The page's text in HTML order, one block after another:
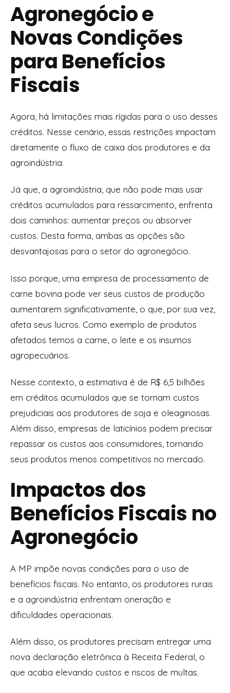
Agronegócio e
Novas Condições
para Benefícios
Fiscais
Agora, há limitações mais rígidas para o uso desses
créditos. Nesse cenário, essas restrições impactam
diretamente o fluxo de caixa dos produtores e da
agroindústria.
Já que, a agroindústria, que não pode mais usar
créditos acumulados para ressarcimento, enfrenta
dois caminhos: aumentar preços ou absorver
custos. Desta forma, ambas as opções são
desvantajosas para o setor do agronegócio.
Isso porque, uma empresa de processamento de
carne bovina pode ver seus custos de produção
aumentarem significativamente, o que, por sua vez,
afeta seus lucros. Como exemplo de produtos
afetados temos a carne, o leite e os insumos
agropecuários.
Nesse contexto, a estimativa é de R$ 6,5 bilhões
em créditos acumulados que se tornam custos
prejudiciais aos produtores de soja e oleaginosas.
Além disso, empresas de laticínios podem precisar
repassar os custos aos consumidores, tornando
seus produtos menos competitivos no mercado.
Impactos dos
Benefícios Fiscais no
Agronegócio
A MP impõe novas condições para o uso de
benefícios fiscais. No entanto, os produtores rurais
e a agroindústria enfrentam oneração e
dificuldades operacionais.
Além disso, os produtores precisam entregar uma
nova declaração eletrônica à Receita Federal, o
que acaba elevando custos e riscos de multas.